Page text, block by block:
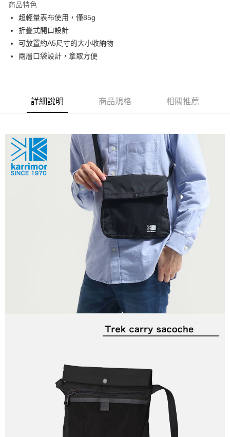
AFTEE先享後付是「在收到商品之後才付款」的支付方式。 讓您購物簡單
便利好安心！
１．簡單：不需註冊會員、不需綁卡、不需儲值。
２．便利：只要手機號碼，簡訊認證，即可結帳。
３．安心：先確認商品／服務後，再付款。
【「AFTEE先享後付」結帳流程】
３．收到繳費通知簡訊後14天內，點擊此簡訊中的連結，可透過四大超商／
ATM／網路銀行／等多元方式進行付款，方視為交易完成。
後付繳納相關費用。
※ 交易是否成功請以「AFTEE先享後付 」之結帳頁面顯示為準，若有關於
是否繳費成功／繳費後需取消欲退款等相關疑問，請聯繫「AFTEE先享後付
客戶支援中心」
https://netprotections.freshdesk.com/support/home
１．透過由恩沛科技股份有限公司提供之「AFTEE先享後付」服務完成之交
易，需依本服務之必要範圍內提供個人資料，並將交易相關給付款項請求債
權轉讓予恩沛科技股份有限公司。
２．關於個人資料處理事宜，請瀏覽以下網址：
https://aftee.tw/terms/#terms3
３．未成年的使用者請事先徵得法定代理人或監護人之同意方可使用
「AFTEE先享後付」，若未經同意申辦者引起之損失，本公司不負相關責
４．使用「AFTEE先享後付」時，將依據個別帳號之用戶狀況，依本公司即
時審查核予不同之上限額度；若仍有額度不足之情形，本公司將視審查結果
５．嚴禁一人註冊多個帳號或使用他人資訊註冊。若發現惡意使用之情形，
恩沛科技股份有限公司將有權停止該用戶之使用額度並採取法律行動。
運送方式
宅配
每筆NT$120，滿NT$888(含以上)免運費
商品特色
超輕量表布使用，僅85g
折疊式開口設計
可放置約A5尺寸的大小收納物
兩層口袋設計，拿取方便
詳細說明 商品規格 相關推薦